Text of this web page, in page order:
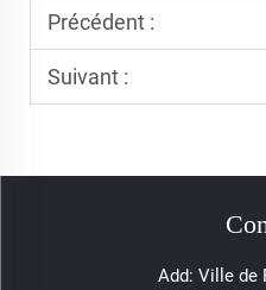
Précédent :
Suivant :
Add: Ville de